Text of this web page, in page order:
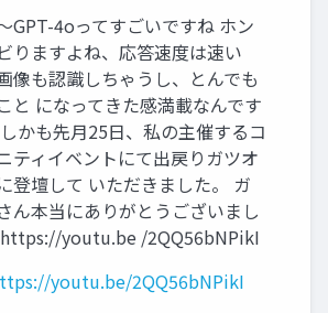
GPT-4oってすごいですね ホン
りますよね、応答速度は速い
像も認識しちゃうし、とんでも
と になってきた感満載なんです
かも先月25日、私の主催するコ
ティイベントにて出戻りガツオ
登壇して いただきました。 ガ
ん本当にありがとうございまし
youtu.be /2QQ56bNPikI
youtu.be/2QQ56bNPikI